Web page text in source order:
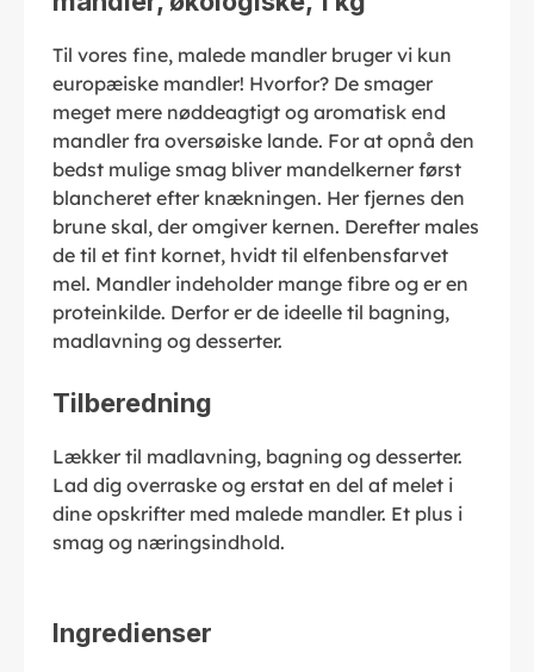
Til vores fine, malede mandler bruger vi kun
europæiske mandler! Hvorfor? De smager
meget mere nøddeagtigt og aromatisk end
mandler fra oversøiske lande. For at opnå den
bedst mulige smag bliver mandelkerner først
blancheret efter knækningen. Her fjernes den
brune skal, der omgiver kernen. Derefter males
de til et fint kornet, hvidt til elfenbensfarvet
mel. Mandler indeholder mange fibre og er en
proteinkilde. Derfor er de ideelle til bagning,
madlavning og desserter.
Tilberedning
Lækker til madlavning, bagning og desserter.
Lad dig overraske og erstat en del af melet i
dine opskrifter med malede mandler. Et plus i
smag og næringsindhold.
Ingredienser